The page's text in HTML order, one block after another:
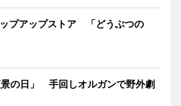
プアップストア 「どうぶつの
の日」 手回しオルガンで野外劇